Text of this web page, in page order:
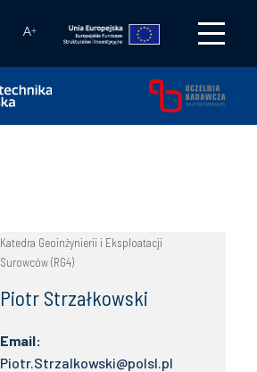
A+
Katedra Geoinżynierii i Eksploatacji
Surowców (RG4)
Piotr Strzałkowski
Email:
Piotr.Strzalkowski@polsl.pl